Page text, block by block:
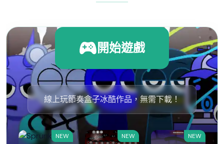
開始遊戲
線上玩節奏盒子冰酷作品，無需下載！
NEW NEW NEW